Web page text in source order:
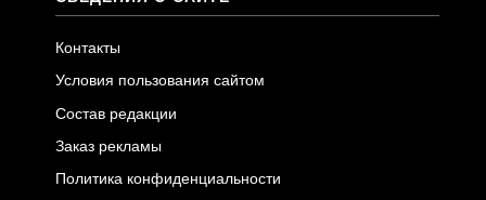
Контакты
Условия пользования сайтом
Состав редакции
Заказ рекламы
Политика конфиденциальности